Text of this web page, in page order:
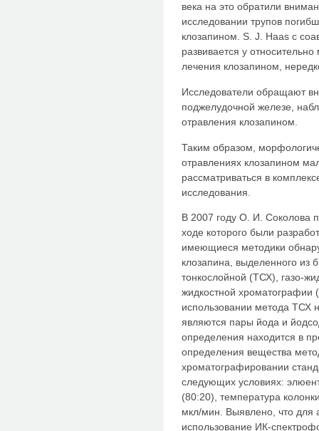
века на это обратили
исследовании трупов
клозапином. S. J. Haas с
развивается у
лечения клозапином,
Исследователи обращают
поджелудочной железе,
отравления клозапином.
Таким образом,
отравлениях клозапином
рассматриваться в
исследования.
В 2007 году О. И. Соколова
ходе которого были
имеющиеся методики
клозапина, выделенного из
тонкослойной (ТСХ), газо-
жидкостной
использовании метода ТСХ
являются пары йода и
определения находится в
определения вещества
хроматографировании
следующих условиях:
(80:20), температура
мкл/мин. Выявлено, что для
использование ИК-